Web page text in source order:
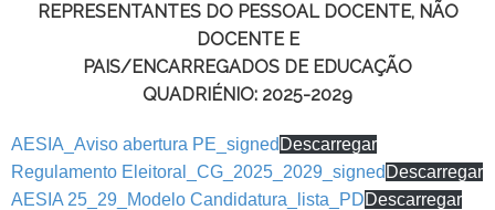
REPRESENTANTES DO PESSOAL DOCENTE, NÃO
DOCENTE E
PAIS/ENCARREGADOS DE EDUCAÇÃO
QUADRIÉNIO: 2025-2029
AESIA_Aviso abertura PE_signed Descarregar
Regulamento Eleitoral_CG_2025_2029_signed Descarregar
AESIA 25_29_Modelo Candidatura_lista_PDDescarregar